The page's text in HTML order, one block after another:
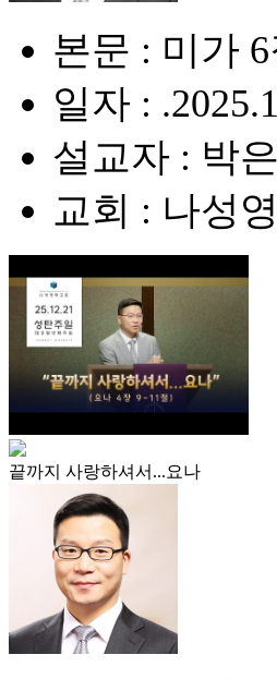
본문 : 미가 6
일자 :
설교자 : 박
교회 : 나성
끝까지 사랑하셔서...요나